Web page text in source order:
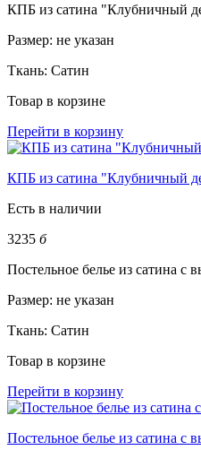
КПБ из сатина "Клубничный
Размер: не указан
Ткань: Сатин
Товар в корзине
Перейти в корзину
КПБ из сатина "Клубничный
Есть в наличии
3235 б
Постельное белье из сатина
Размер: не указан
Ткань: Сатин
Товар в корзине
Перейти в корзину
Постельное белье из сатина